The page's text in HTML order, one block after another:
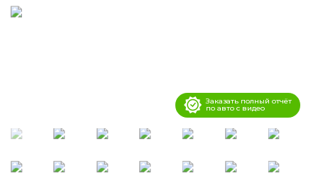
Заказать полный отчёт
по авто с видео